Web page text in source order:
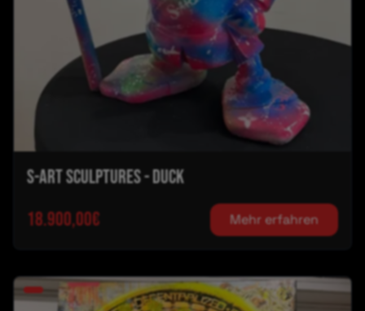
S-ART SCULPTURES - DUCK
18.900,00€
Mehr erfahren